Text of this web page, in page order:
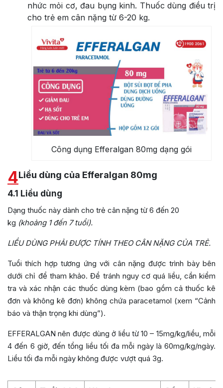
nhức mỏi cơ, đau bụng kinh. Thuốc dùng điều trị
cho trẻ em cân nặng từ 6-20 kg.
Công dụng Efferalgan 80mg dạng gói
4Liều dùng của Efferalgan 80mg
4.1 Liều dùng
Dạng thuốc này dành cho trẻ cân nặng từ 6 đến 20
kg (khoảng 1 đến 7 tuổi).
LIỀU DÙNG PHẢI ĐƯỢC TÍNH THEO CÂN NẶNG CỦA TRẺ.
Tuổi thích hợp tương ứng với cân nặng được trình bày bên
dưới chỉ để tham khảo. Để tránh nguy cơ quá liều, cần kiểm
tra và xác nhận các thuốc dùng kèm (bao gồm cả thuốc kê
đơn và không kê đơn) không chứa paracetamol (xem “Cảnh
báo và thận trọng khi dùng”).
EFFERALGAN nên được dùng ở liều từ 10 – 15mg/kg/liều, mỗi
4 đến 6 giờ, đến tổng liều tối đa mỗi ngày là 60mg/kg/ngày.
Liều tối đa mỗi ngày không được vượt quá 3g.